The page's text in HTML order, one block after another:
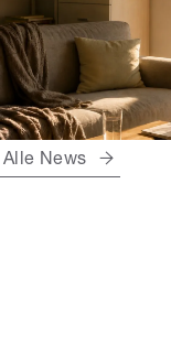
Alle News